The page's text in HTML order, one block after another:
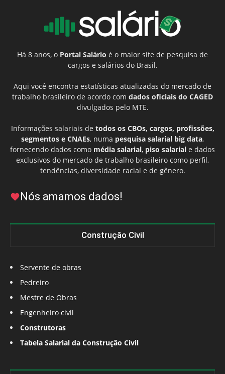
Há 8 anos, o Portal Salário é o maior site de pesquisa de
cargos e salários do Brasil.
Aqui você encontra estatísticas atualizadas do mercado de
trabalho brasileiro de acordo com dados oficiais do CAGED
divulgados pelo MTE.
Informações salariais de todos os CBOs, cargos, profissões,
segmentos e CNAEs, numa pesquisa salarial big data,
fornecendo dados como média salarial, piso salarial e dados
exclusivos do mercado de trabalho brasileiro como perfil,
tendências, diversidade racial e de gênero.
Nós amamos dados!
Construção Civil
Servente de obras
Pedreiro
Mestre de Obras
Engenheiro civil
Construtoras
Tabela Salarial da Construção Civil